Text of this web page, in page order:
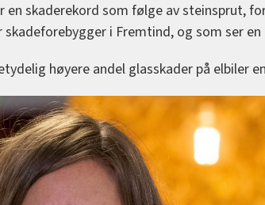
en skaderekord som følge av steinsprut,
i Fremtind, og som ser
høyere andel glasskader på elbiler